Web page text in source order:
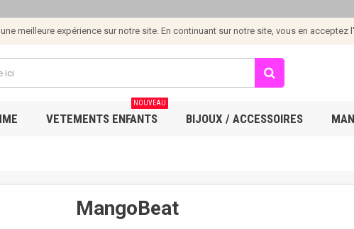
meilleure expérience sur notre site. En continuant sur notre site, vous en acceptez
VETEMENTS ENFANTS
NOUVEAU
BIJOUX / ACCESSOIRES
MangoBeat